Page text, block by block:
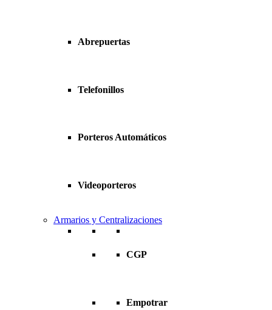
Abrepuertas
Telefonillos
Porteros Automáticos
Videoporteros
Armarios y Centralizaciones
CGP
Empotrar